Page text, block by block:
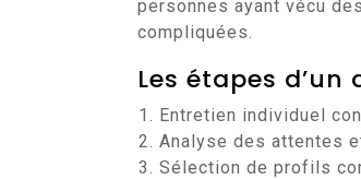
personnes ayant vécu
compliquées.
Les étapes
Entretien individuel
Analyse des attentes
Sélection de profils